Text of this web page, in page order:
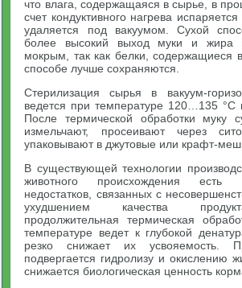
что влага, содержащаяся в сырье, в
счет кондуктивного нагрева
удаляется под вакуумом. Сухой
более высокий выход муки и жира
мокрым, так как белки, содержащиеся
способе лучше сохраняются.
Стерилизация сырья в вакуум-
ведется при температуре 120…135 °С
После термической обработки муку
измельчают, просеивают через
упаковывают в джутовые или крафт-
В существующей технологии
животного происхождения есть
недостатков, связанных с
ухудшением качества
продолжительная термическая
температуре ведет к глубокой
резко снижает их усвояемость.
подвергается гидролизу и окислению
снижается биологическая ценность